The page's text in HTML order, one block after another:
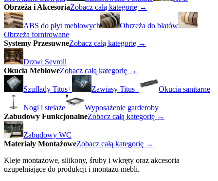
Obrzeża i AkcesoriaZobacz całą kategorię →
ABS do płyt meblowych
Obrzeża do blatów
Obrzeża fornirowane
Systemy PrzesuwneZobacz całą kategorię →
Drzwi Sevroll
Okucia MebloweZobacz całą kategorię →
Szuflady Titus+ Zawiasy Titus+ Okucia sanitarne
Nogi i stelaże
Wyposażenie garderoby
Zabudowy FunkcjonalneZobacz całą kategorię →
Zabudowy WC
Materiały MontażoweZobacz całą kategorię →
Kleje montażowe, silikony, śruby i wkręty oraz akcesoria
uzupełniające do produkcji i montażu mebli.